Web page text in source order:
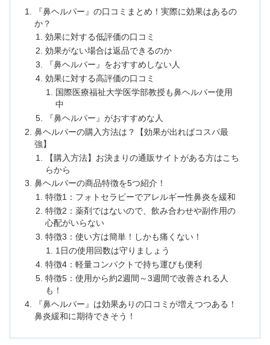
『鼻ヘルパー』の口コミまとめ！実際に効果はあるの
か？
効果に対する低評価の口コミ
効果がない場合は返品できるのか
『鼻ヘルパー』をおすすめしない人
効果に対する高評価の口コミ
国際医療福祉大学医学部教授も鼻ヘルパー使用
中
『鼻ヘルパー』がおすすめな人
鼻ヘルパーの購入方法は？【効果が出ればコスパ最
強】
【購入方法】お決まりの通販サイトがある方はこち
らから
鼻ヘルパーの商品特徴を5つ紹介！
特徴1：フォトセラピーでアレルギー性鼻炎を緩和
特徴2：薬剤ではないので、飲み合わせや副作用の
心配がいらない
特徴3：使い方は簡単！しかも痛くない！
1日の使用回数は守りましょう
特徴4：軽量コンパクトで持ち運びも便利
特徴5：使用から約2週間～3週間で改善される人
も！
『鼻ヘルパー』は効果ありの口コミが増えつつある！
鼻炎緩和に期待できそう！